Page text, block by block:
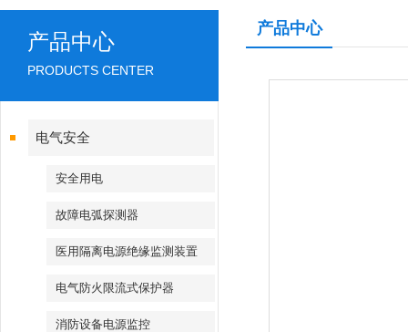
产品中心
PRODUCTS CENTER
电气安全
安全用电
故障电弧探测器
医用隔离电源绝缘监测装置
电气防火限流式保护器
消防设备电源监控
产品中心